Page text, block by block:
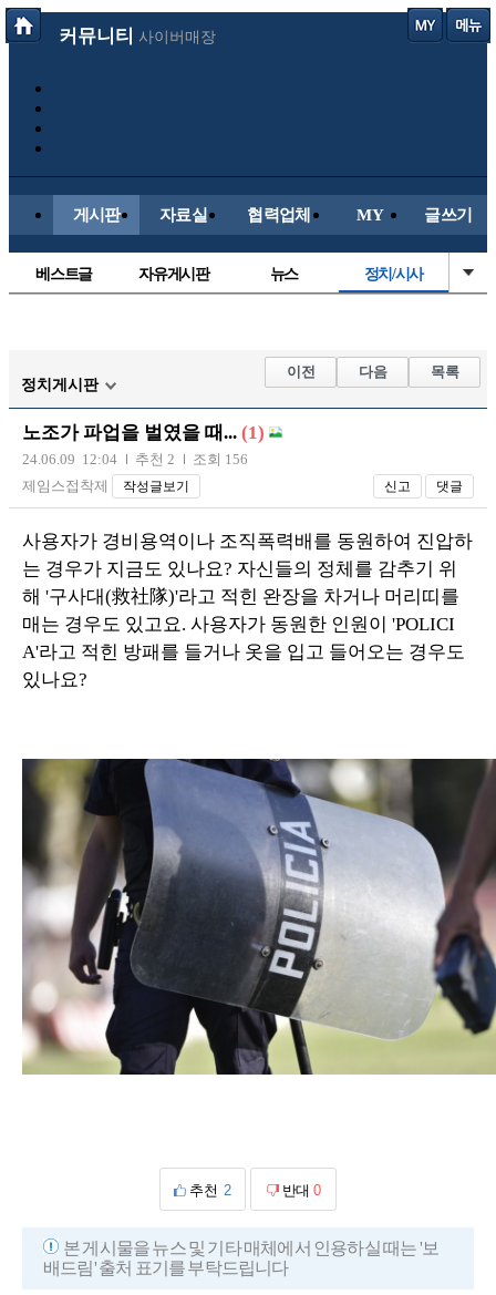
커뮤니티 사이버매장
게시판 자료실 협력업체 MY 글쓰기
베스트글 자유게시판 뉴스 정치/시사
해외축구
국내축구
정치게시판
이전 다음 목록
노조가 파업을 벌였을 때... (1)
24.06.09 12:04 추천 2
조회 156
제임스접착제
작성글보기 신고 댓글
사용자가 경비용역이나 조직폭력배를 동원하여 진압하
는 경우가 지금도 있나요? 자신들의 정체를 감추기 위
해 '구사대(救社隊)'라고 적힌 완장을 차거나 머리띠를
매는 경우도 있고요. 사용자가 동원한 인원이 'POLICI
A'라고 적힌 방패를 들거나 옷을 입고 들어오는 경우도
있나요?
추천 2 반대 0
본 게시물을 뉴스 및 기타 매체에서 인용하실 때는 '보
배드림' 출처 표기를 부탁드립니다